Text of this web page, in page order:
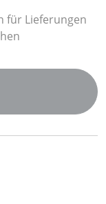
für Lieferungen